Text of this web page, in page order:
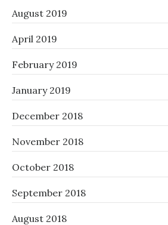
August 2019
April 2019
February 2019
January 2019
December 2018
November 2018
October 2018
September 2018
August 2018